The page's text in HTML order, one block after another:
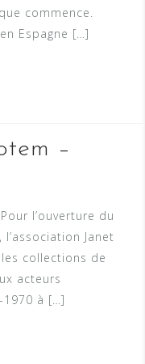
commence.
Espagne […]
–
l’ouverture du
Janet
collections de
acteurs
1970 à […]